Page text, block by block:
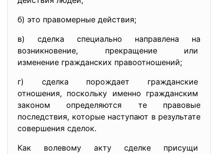
б) это правомерные действия;
в) сделка специально направлена на
возникновение, прекращение или
изменение гражданских правоотношений;
г) сделка порождает гражданские
отношения, поскольку именно гражданским
законом определяются те правовые
последствия, которые наступают в результате
совершения сделок.
Как волевому акту сделке присущи